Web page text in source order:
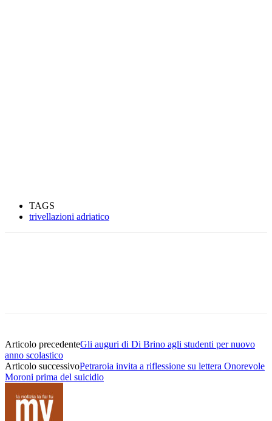
TAGS
trivellazioni adriatico
Articolo precedenteGli auguri di Di Brino agli studenti per nuovo
anno scolastico
Articolo successivoPetraroia invita a riflessione su lettera Onorevole
Moroni prima del suicidio